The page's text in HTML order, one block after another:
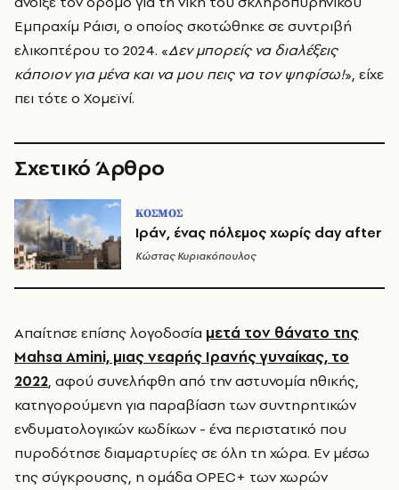
Εμπραχίμ Ράισι, ο οποίος σκοτώθηκε σε συντριβή
ελικοπτέρου το 2024. «Δεν μπορείς να διαλέξεις
κάποιον για μένα και να μου πεις να τον ψηφίσω!», είχε
πει τότε ο Χομεϊνί.
Σχετικό Άρθρο
ΚΟΣΜΟΣ
Ιράν, ένας πόλεμος χωρίς day after
Κώστας Κυριακόπουλος
Απαίτησε επίσης λογοδοσία μετά τον θάνατο της
Mahsa Amini, μιας νεαρής Ιρανής γυναίκας, το
2022, αφού συνελήφθη από την αστυνομία ηθικής,
κατηγορούμενη για παραβίαση των συντηρητικών
ενδυματολογικών κωδίκων - ένα περιστατικό που
πυροδότησε διαμαρτυρίες σε όλη τη χώρα. Εν μέσω
της σύγκρουσης, η ομάδα OPEC+ των χωρών